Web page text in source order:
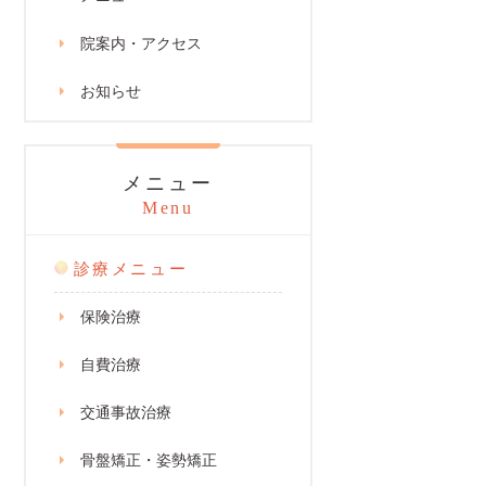
院案内・アクセス
お知らせ
メニュー
Menu
診療メニュー
保険治療
自費治療
交通事故治療
骨盤矯正・姿勢矯正